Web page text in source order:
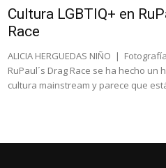
Cultura LGBTIQ+ en
Race
ALICIA HERGUEDAS NIÑO |
RuPaul´s Drag Race se ha hecho un
cultura mainstream y parece que